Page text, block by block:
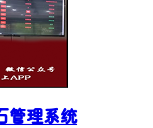
管理系统